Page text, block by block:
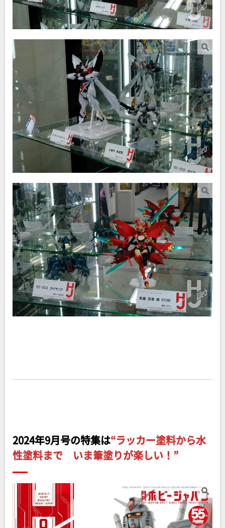
2024年9月号の特集は“ラッカー塗料から水
性塗料まで いま筆塗りが楽しい！ ”